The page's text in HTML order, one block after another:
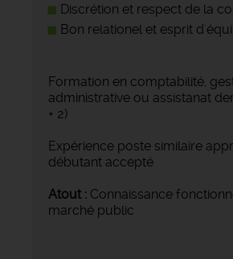
Discrétion et respect de la
Bon relationel et esprit
Formation en comptabilité,
administrative ou assistanat
+ 2)
Expérience poste similaire
débutant accepté
Atout : Connaissance
marché public